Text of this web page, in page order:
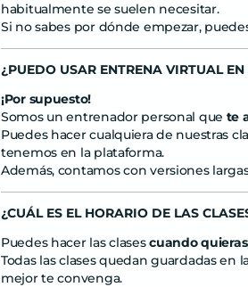
habitualmente se suelen necesitar.
Si no sabes por dónde empezar,
¿PUEDO USAR ENTRENA VIRTUAL
¡Por supuesto!
Somos un entrenador personal que te
Puedes hacer cualquiera de nuestras
tenemos en la plataforma.
Además, contamos con versiones
¿CUÁL ES EL HORARIO DE LAS
Puedes hacer las clasescuando quieras
Todas las clases quedan guardadas
mejor te convenga.